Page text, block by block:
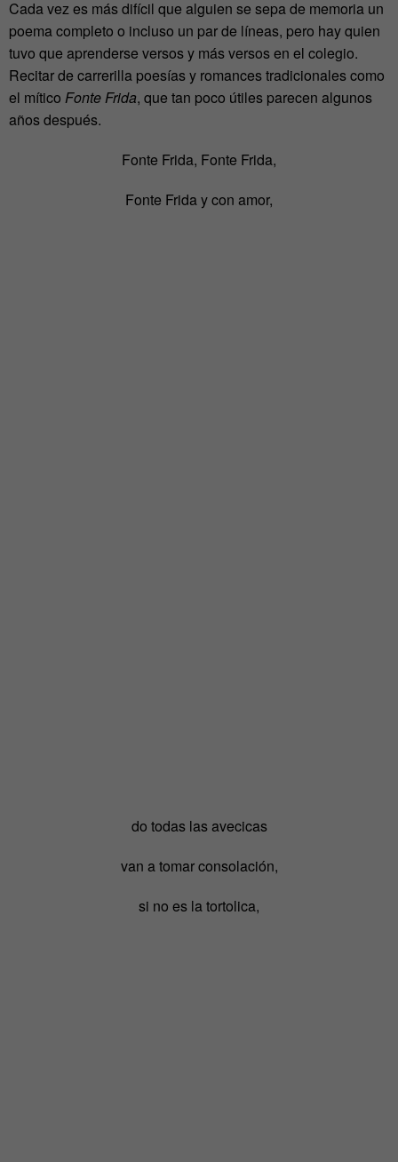
Cada vez es más difícil que alguien se sepa de memoria un
poema completo o incluso un par de líneas, pero hay quien
tuvo que aprenderse versos y más versos en el colegio.
Recitar de carrerilla poesías y romances tradicionales como
el mítico Fonte Frida, que tan poco útiles parecen algunos
años después.
Fonte Frida, Fonte Frida,
Fonte Frida y con amor,
do todas las avecicas
van a tomar consolación,
si no es la tortolica,